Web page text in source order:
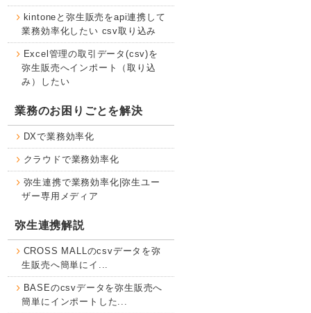
kintoneと弥生販売をapi連携して
業務効率化したい csv取り込み
Excel管理の取引データ(csv)を
弥生販売へインポート（取り込
み）したい
業務のお困りごとを解決
DXで業務効率化
クラウドで業務効率化
弥生連携で業務効率化|弥生ユー
ザー専用メディア
弥生連携解説
CROSS MALLのcsvデータを弥
生販売へ簡単にイ...
BASEのcsvデータを弥生販売へ
簡単にインポートした...